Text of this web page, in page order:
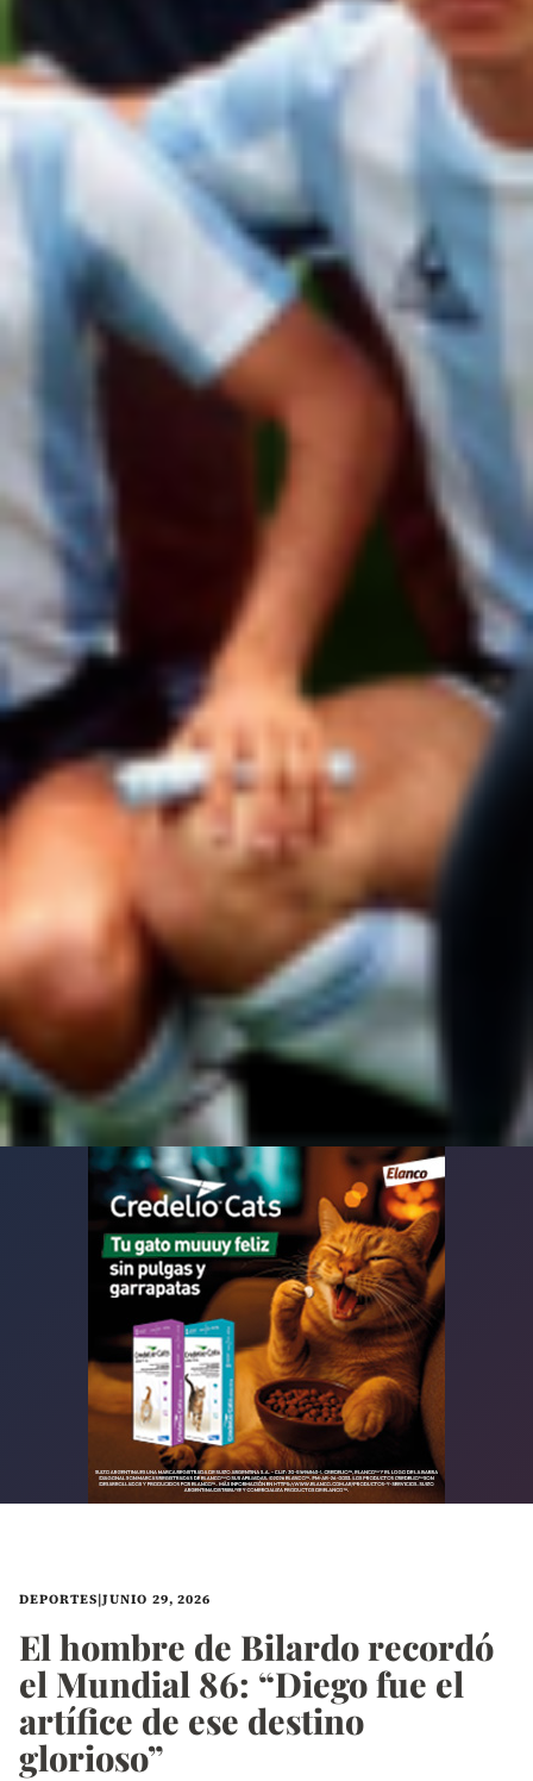
DEPORTES|JUNIO 29, 2026
El hombre de Bilardo recordó
el Mundial 86: “Diego fue el
artífice de ese destino
glorioso”